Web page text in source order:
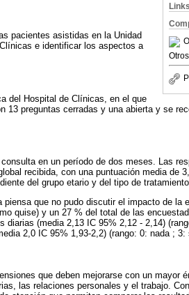
Otros
pacientes asistidas en la Unidad
e identificar los aspectos a
del Hospital de Clínicas, en el que
13 preguntas cerradas y una abierta y se
en un período de dos meses. Las
recibida, con una puntuación media de
del grupo etario y del tipo de
que no pudo discutir el impacto de la
quise) y un 27 % del total de las
diarias (media 2,13 IC 95% 2,12 - 2,14)
2,0 IC 95% 1,93-2,2) (rango: 0: nada ; 3:
que deben mejorarse con un mayor
las relaciones personales y el trabajo.